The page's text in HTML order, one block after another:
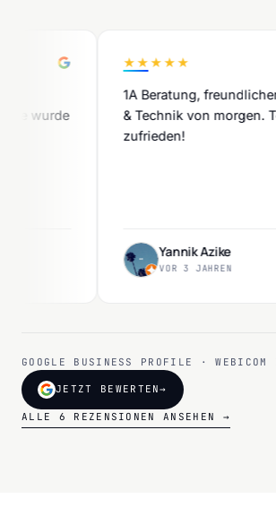
★★★★★
1A Beratung, freundlicher
& Technik von morgen. Top
zufrieden!
Yannik Azike
VOR 3 JAHREN
GOOGLE BUSINESS PROFILE ·
JETZT BEWERTEN→
ALLE 6 REZENSIONEN ANSEHEN →